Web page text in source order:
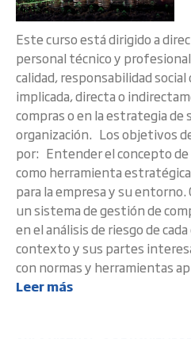
Este curso está dirigido a
personal técnico y
calidad, responsabilidad
implicada, directa o
compras o en la estrategia de
organización. Los objetivos
por: Entender el concepto
como herramienta
para la empresa y su entorno.
un sistema de gestión de
en el análisis de riesgo de
contexto y sus partes
con normas y herramientas
Leer más